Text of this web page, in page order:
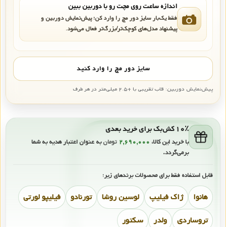
اندازه ساعت روی مچت رو با دوربین ببین
فقط یک‌بار سایز دور مچ را وارد کن؛ پیش‌نمایش دوربین و
پیشنهاد مدل‌های کوچک‌تر/بزرگ‌تر فعال می‌شود.
سایز دور مچ را وارد کنید
پیش‌نمایش دوربین: قاب تقریبی با +۲.۵ میلی‌متر در هر طرف
۱۰٪ کش‌بک برای خرید بعدی
با خرید این کالا، ۲,۶۹۰,۰۰۰ تومانبه عنوان اعتبار هدیه به شما
برمی‌گردد.
قابل استفاده فقط برای محصولات برندهای زیر:
هانوا ژاک فیلیپ لوسین روشا تورنادو
فیلیپو لورتی
تروساردی
ولدر سکتور